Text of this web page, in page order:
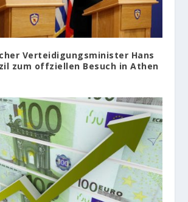
Verteidigungsminister Hans
zum offziellen Besuch in Athen